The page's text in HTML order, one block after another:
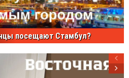
посещают Стамбул?